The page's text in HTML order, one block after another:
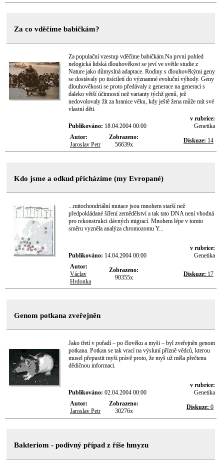
Za co vděčíme babičkám?
Za populační vzestup vděčíme babičkám.Na první pohled
nelogická lidská dlouhověkost se jeví ve světle studie z
Nature jako důmyslná adaptace. Rodiny s dlouhověkými geny
se dostávaly po tisíciletí do významné evoluční výhody. Geny
dlouhověkosti se proto předávaly z generace na generaci s
daleko větší účinností než varianty týchž genů, jež
nedovolovaly žít za hranice věku, kdy ještě žena může mít své
vlastní děti.
Publikováno: 18.04.2004 00:00
v rubrice:
Genetika
Autor:
Jaroslav Petr
Zobrazeno:
56639x
Diskuze: 14
Kdo jsme a odkud přicházíme (my Evropané)
...mitochondriální mutace jsou mnohem starší než
předpokládané šíření zemědělství a tak tato DNA není vhodná
pro rekonstrukci dávných migrací. Mnohem lépe v tomto
směru vyzněla analýza chromozomu Y...
Publikováno: 14.04.2004 00:00
v rubrice:
Genetika
Autor:
Václav
Hrdonka
Zobrazeno:
90355x
Diskuze: 17
Genom potkana zveřejněn
Jako třetí v pořadí – po člověku a myši – byl zveřejněn genom
potkana. Potkan se tak vrací na výsluní přízně vědců, kterou
musel přepustit myši právě proto, že myš už měla přečtenu
dědičnou informaci.
Publikováno: 02.04.2004 00:00
v rubrice:
Genetika
Autor:
Jaroslav Petr
Zobrazeno:
30276x
Diskuze: 0
Bakteriom - podivný případ z říše hmyzu